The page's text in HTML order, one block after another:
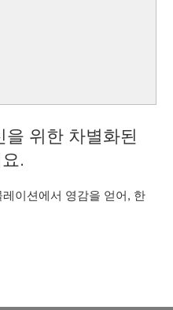
위한 차별화된
.
이션에서 영감을 얻어, 한